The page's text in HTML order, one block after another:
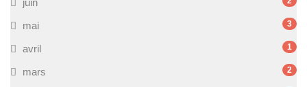
juin
mai 3
avril 1
mars 2